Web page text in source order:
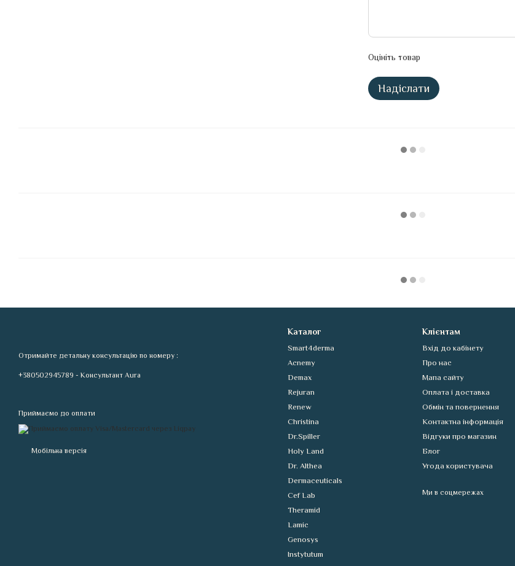
Оцініть товар
Надіслати
Отримайте детальну консультацію по номеру :
+380502945789 - Консультант Aura
Приймаємо до оплати
Мобільна версія
Каталог
Smart4derma
Acnemy
Demax
Rejuran
Renew
Christina
Dr.Spiller
Holy Land
Dr. Althea
Dermaceuticals
Cef Lab
Theramid
Lamic
Genosys
Instytutum
Клієнтам
Вхід до кабінету
Про нас
Мапа сайту
Оплата і доставка
Обмін та повернення
Контактна інформація
Відгуки про магазин
Блог
Угода користувача
Ми в соцмережах